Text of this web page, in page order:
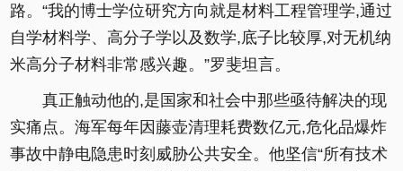
路。“我的博士学位研究方向就是材料工程管理学,通过
自学材料学、高分子学以及数学,底子比较厚,对无机纳
米高分子材料非常感兴趣。”罗斐坦言。
真正触动他的,是国家和社会中那些亟待解决的现
实痛点。海军每年因藤壶清理耗费数亿元,危化品爆炸
事故中静电隐患时刻威胁公共安全。他坚信“所有技术